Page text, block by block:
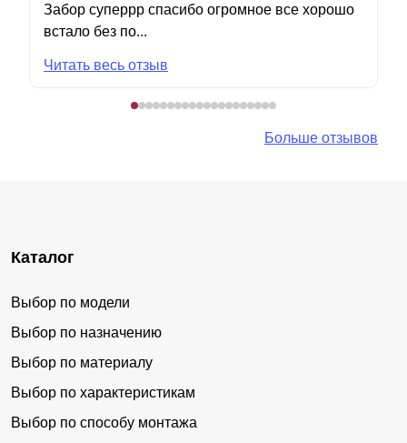
Забор суперрр спасибо огромное все хорошо
встало без по...
Читать весь отзыв
Больше отзывов
Каталог
Выбор по модели
Выбор по назначению
Выбор по материалу
Выбор по характеристикам
Выбор по способу монтажа